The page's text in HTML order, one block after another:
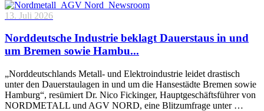
13. Juli 2026
Norddeutsche Industrie beklagt Dauerstaus in und
um Bremen sowie Hambu...
„Norddeutschlands Metall- und Elektroindustrie leidet drastisch
unter den Dauerstaulagen in und um die Hansestädte Bremen sowie
Hamburg“, resümiert Dr. Nico Fickinger, Hauptgeschäftsführer von
NORDMETALL und AGV NORD, eine Blitzumfrage unter …